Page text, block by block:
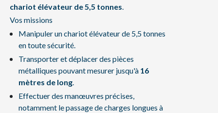
chariot élévateur de 5,5 tonnes.
Vos missions
Manipuler un chariot élévateur de 5,5 tonnes
en toute sécurité.
Transporter et déplacer des pièces
métalliques pouvant mesurer jusqu'à 16
mètres de long.
Effectuer des manœuvres précises,
notamment le passage de charges longues à